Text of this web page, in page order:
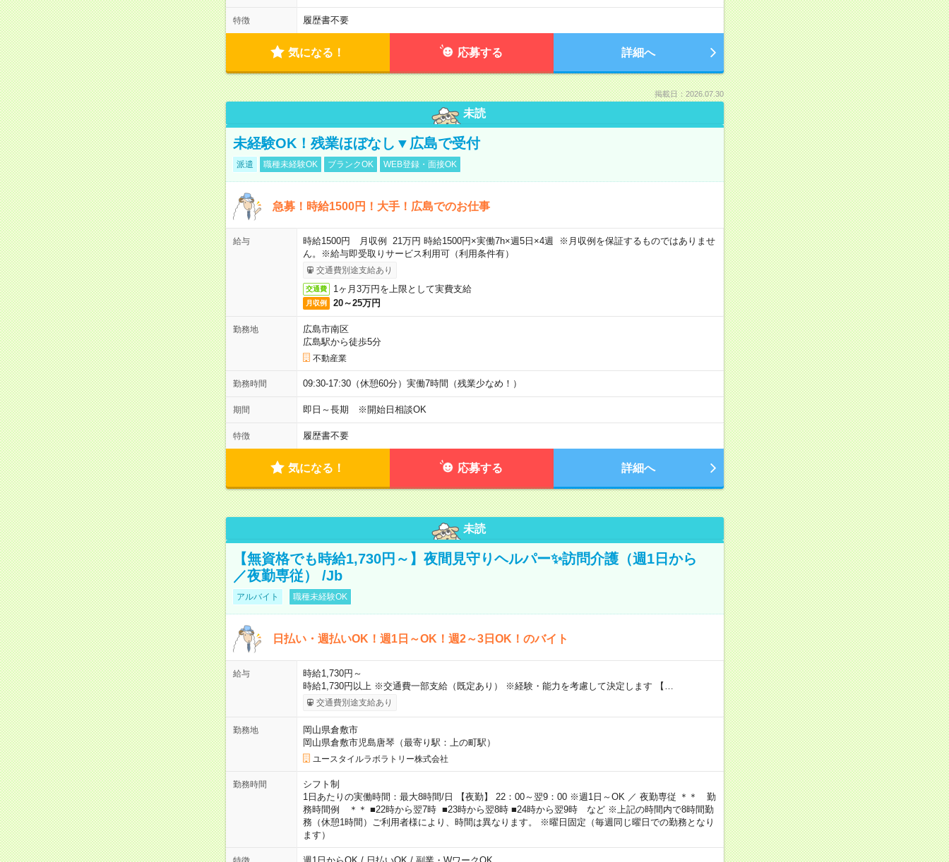
特徴 履歴書不要
気になる！ 応募する 詳細へ
掲載日：2026.07.30
未読
未経験OK！残業ほぼなし▼広島で受付
派遣 職種未経験OK ブランクOK WEB登録・面接OK
急募！時給1500円！大手！広島でのお仕事
給与
時給1500円 月収例 21万円 時給1500円×実働7h×週5日×4週 ※月収例を保証するものではありませ
ん。※給与即受取りサービス利用可（利用条件有）
交通費別途支給あり
交通費 1ヶ月3万円を上限として実費支給
月収例 20～25万円
勤務地
広島市南区
広島駅から徒歩5分
不動産業
勤務時間 09:30-17:30（休憩60分）実働7時間（残業少なめ！）
期間 即日～長期 ※開始日相談OK
特徴 履歴書不要
気になる！ 応募する 詳細へ
未読
【無資格でも時給1,730円～】夜間見守りヘルパー✨訪問介護（週1日から
／夜勤専従） /Jb
アルバイト 職種未経験OK
日払い・週払いOK！週1日～OK！週2～3日OK！のバイト
給与
時給1,730円～
時給1,730円以上 ※交通費一部支給（既定あり） ※経験・能力を考慮して決定します 【…
交通費別途支給あり
勤務地
岡山県倉敷市
岡山県倉敷市児島唐琴（最寄り駅：上の町駅）
ユースタイルラボラトリー株式会社
勤務時間
シフト制
1日あたりの実働時間：最大8時間/日 【夜勤】 22：00～翌9：00 ※週1日～OK ／ 夜勤専従 ＊＊ 勤
務時間例 ＊＊ ■22時から翌7時 ■23時から翌8時 ■24時から翌9時 など ※上記の時間内で8時間勤
務（休憩1時間）ご利用者様により、時間は異なります。 ※曜日固定（毎週同じ曜日での勤務となり
ます）